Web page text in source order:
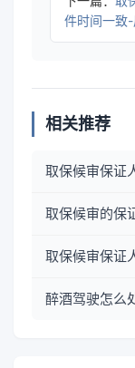
件时间一致
相关推荐
取保候审保证
取保候审的保
取保候审保证
醉酒驾驶怎么